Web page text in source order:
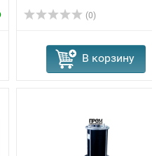
(0)
В корзину